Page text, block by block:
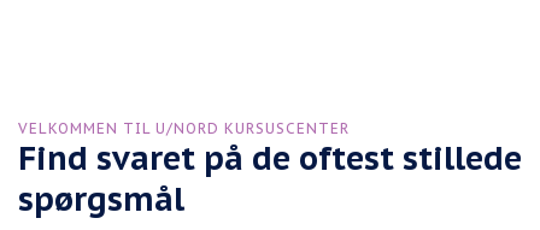
VELKOMMEN TIL U/NORD KURSUSCENTER
Find svaret på de oftest stillede
spørgsmål